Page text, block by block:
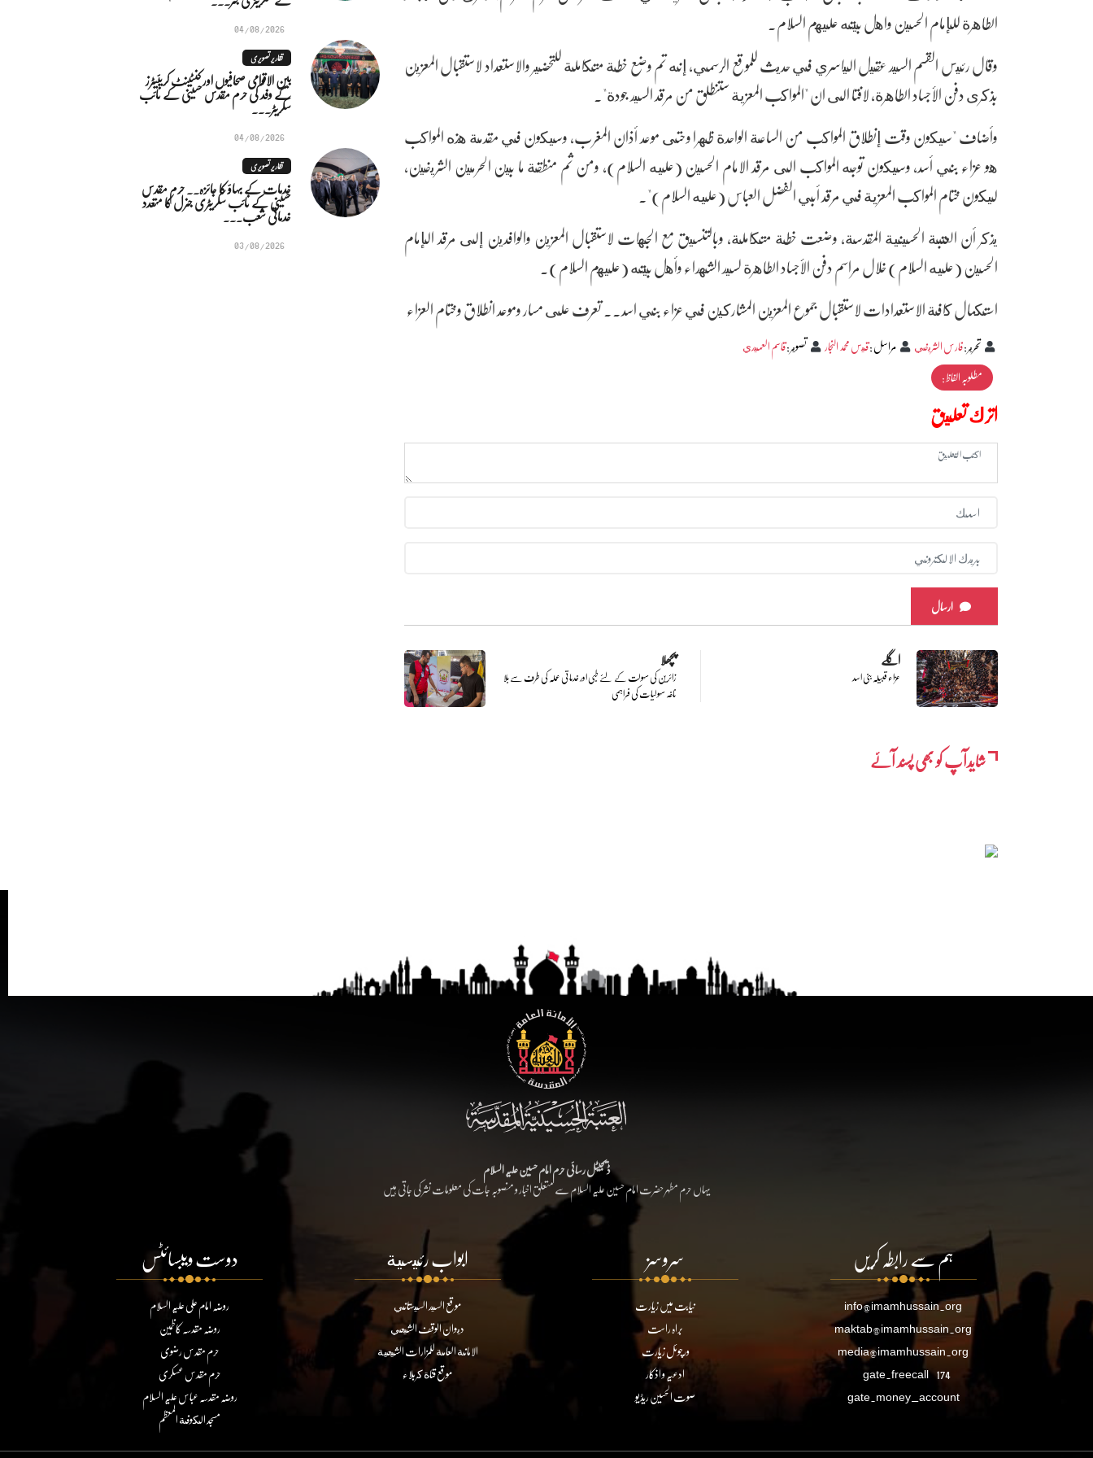
الطاهرة للإمام الحسين واهل بيته عليهم السلام.
وقال رئيس القسم السيد عقيل الياسري في حديث للموقع الرسمي، إنه تم وضع خطة متكاملة للتحضير والاستعداد لاستقبال المعزين
بذكرى دفن الأجساد الطاهرة، لافتا الى ان "المواكب المعزية ستنطلق من مرقد السيد جودة".
وأضاف "سيكون وقت إنطلاق المواكب من الساعة الواحدة ظهرا وحتى موعد أذان المغرب، وسيكون في مقدمة هذه المواكب
هو عزاء بني أسد، وسيكون توجه المواكب الى مرقد الامام الحسين (عليه السلام)، ومن ثم منطقة ما بين الحرمين الشريفين،
ليكون ختام المواكب المعزية في مرقد أبي الفضل العباس (عليه السلام)".
يذكر أن العتبة الحسينية المقدسة، وضعت خطة متكاملة، وبالتنسيق مع الجهات لاستقبال المعزين والوافدين إلى مرقد الإمام
الحسين (عليه السلام) خلال مراسم دفن الأجساد الطاهرة لسيد الشهداء وأهل بيته (عليهم السلام).
استكمال كافة الاستعدادات لاستقبال جموع المعزين المشاركين في عزاء بني اسد.. تعرف على مسار وموعد انطلاق وختام العزاء
تحرير:فارس الشريفي مراسل:قيس محمد النجار تصوير:قاسم العميدي
مطلوبہ الفاظ :
اترك تعليق
ارسال
پچھلا
زائرین کی سہولت کے لئے طبی اور خدماتی عملہ کی طرف سے بلا
ناغہ سہولیات کی فراہمی
اگلے
عزاء قبیلہ بنی اسد
شایدآپ کو بھی پسند آئے
04/08/2026
تقاریر تصویری
بین الاقوامی صحافیوں اور کنٹینٹ کریئیٹرز
کے وفد کی حرم مقدس حسینی کے نائب
سکریٹر...
04/08/2026
تقاریر تصویری
خدمات کے بہاؤ کا جائزہ.. حرم مقدس
حسینی کے نائب سکریٹری جنرل کا متعدد
خدماتی شعب...
03/08/2026
ڈیجیٹل رسائی حرم امام حسین علیہ السلام
یہاں حرم مطہر حضرت امام حسین علیہ السلام سے متعلق اخبار و منصوبہ جات کی معلومات نشر کی جاتی ہیں
ہم سے رابطہ کریں
info@imamhussain.org
maktab@imamhussain.org
media@imamhussain.org
gate.freecall 174
gate.money_account
سروسز
نیابت میں زیارت
براہ راست
ورچوئل زیارت
ادعیہ و اذکار
صوت الحسین ریڈیو
ابواب رئيسية
موقع السيد السيستاني
ديوان الوقف الشيعي
الامانة العامة للمزارات الشيعية
موقع قناة كربلاء
دوست ویبسائٹس
روضہ امام علی علیہ السلام
روضہ مقدسہ کاظمین
حرم مقدس رضوی
حرم مقدس عسکری
روضہ مقدسہ عباس علیہ السلام
مسجد الكوفة المعظم